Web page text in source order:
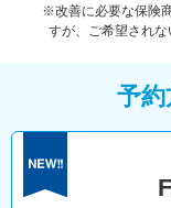
※改善に必要な保険
すが、ご希望されな
予約